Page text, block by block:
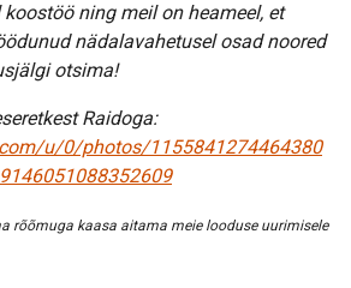
ning meil on heameel, et
nädalavahetusel osad noored
otsima!
Raidoga:
u/0/photos/1155841274464380
rõõmuga kaasa aitama meie looduse uurimisele